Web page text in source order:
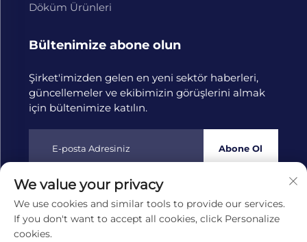
Döküm Ürünleri
Bültenimize abone olun
Şirket'imizden gelen en yeni sektör haberleri,
güncellemeler ve ekibimizin görüşlerini almak
için bültenimize katılın.
Abone Ol
Telif hakkı © 2025 Hangzhou Tongwang Makine San. ve Tic.
A.Ş.
Gizlilik Politikası
We value your privacy
We use cookies and similar tools to provide our services.
If you don't want to accept all cookies, click Personalize
cookies.